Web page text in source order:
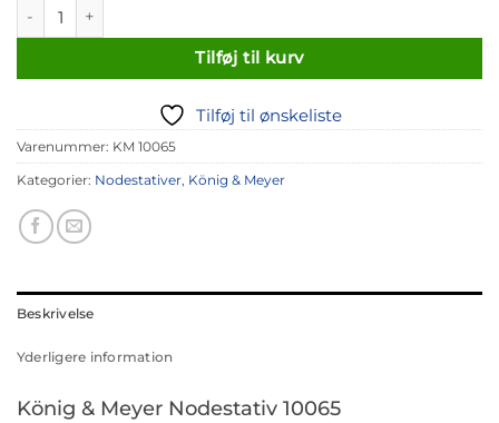
Tilføj til kurv
Tilføj til ønskeliste
Varenummer: KM 10065
Kategorier: Nodestativer König & Meyer
Beskrivelse
Yderligere information
König & Meyer Nodestativ 10065